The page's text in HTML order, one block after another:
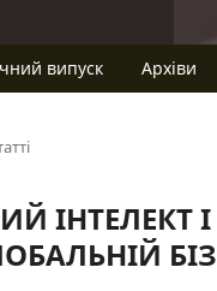
випуск Архіви
ІНТЕЛЕКТ